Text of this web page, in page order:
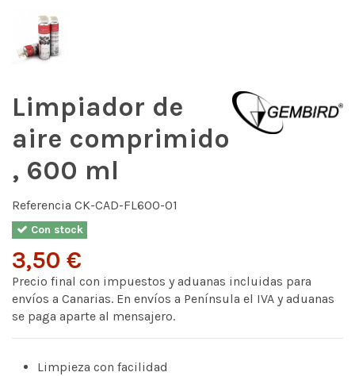
Limpiador de
aire comprimido
, 600 ml
Referencia CK-CAD-FL600-01
Con stock
3,50 €
Precio final con impuestos y aduanas incluidas para
envíos a Canarias. En envíos a Península el IVA y aduanas
se paga aparte al mensajero.
Limpieza con facilidad